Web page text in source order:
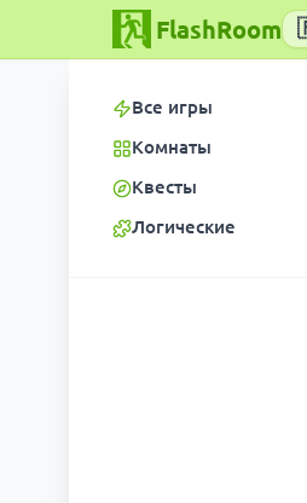
FlashRoom
Все игры
Комнаты
Квесты
Логические